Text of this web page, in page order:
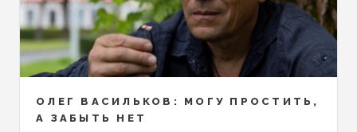
ОЛЕГ ВАСИЛЬКОВ: МОГУ ПРОСТИТЬ,
А ЗАБЫТЬ НЕТ